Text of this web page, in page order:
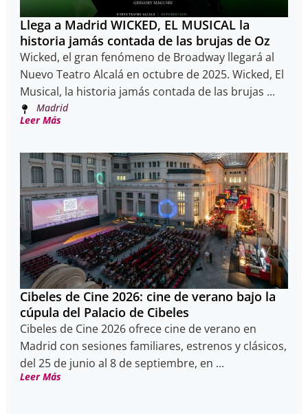
Llega a Madrid WICKED, EL MUSICAL la
historia jamás contada de las brujas de Oz
Wicked, el gran fenómeno de Broadway llegará al
Nuevo Teatro Alcalá en octubre de 2025. Wicked, El
Musical, la historia jamás contada de las brujas ...
Madrid
Leer Más
Cibeles de Cine 2026: cine de verano bajo la
cúpula del Palacio de Cibeles
Cibeles de Cine 2026 ofrece cine de verano en
Madrid con sesiones familiares, estrenos y clásicos,
del 25 de junio al 8 de septiembre, en ...
Leer Más